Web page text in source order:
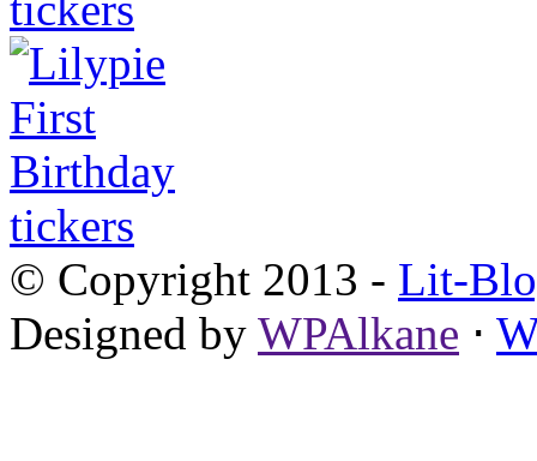
© Copyright 2013 - Lit-
Designed by WPAlkane ⋅